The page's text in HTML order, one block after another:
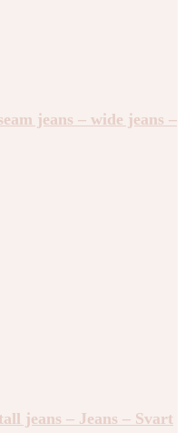
jeans – wide jeans –
jeans – Jeans – Svart